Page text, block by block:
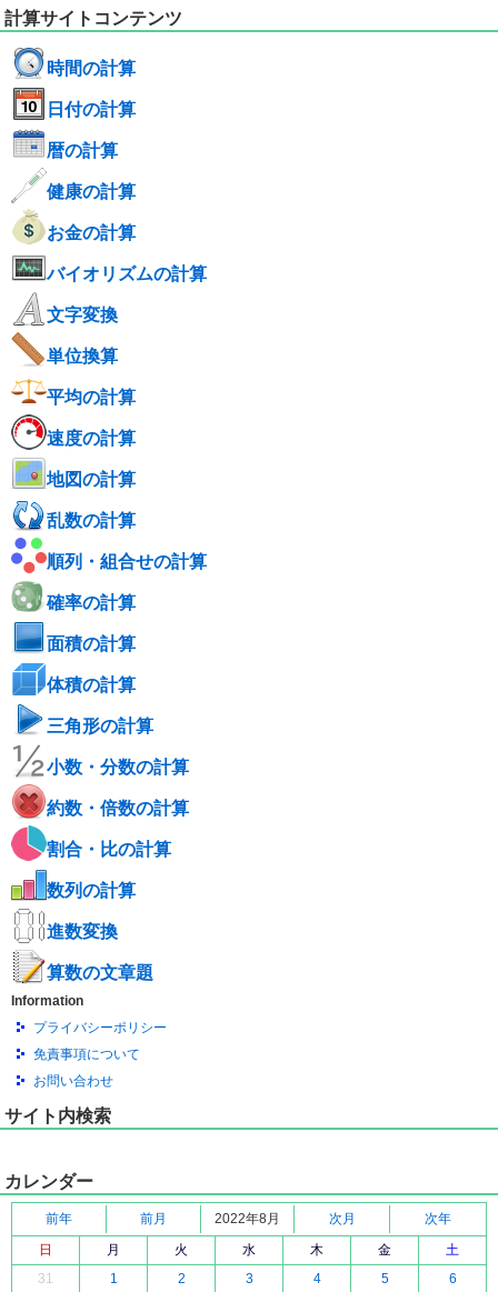
計算サイトコンテンツ
時間の計算
日付の計算
暦の計算
健康の計算
お金の計算
バイオリズムの計算
文字変換
単位換算
平均の計算
速度の計算
地図の計算
乱数の計算
順列・組合せの計算
確率の計算
面積の計算
体積の計算
三角形の計算
小数・分数の計算
約数・倍数の計算
割合・比の計算
数列の計算
進数変換
算数の文章題
Information
プライバシーポリシー
免責事項について
お問い合わせ
サイト内検索
カレンダー
前年 前月 2022年8月 次月
次年
日
月 火 水 木 金
土
31
1 2 3 4 5 6